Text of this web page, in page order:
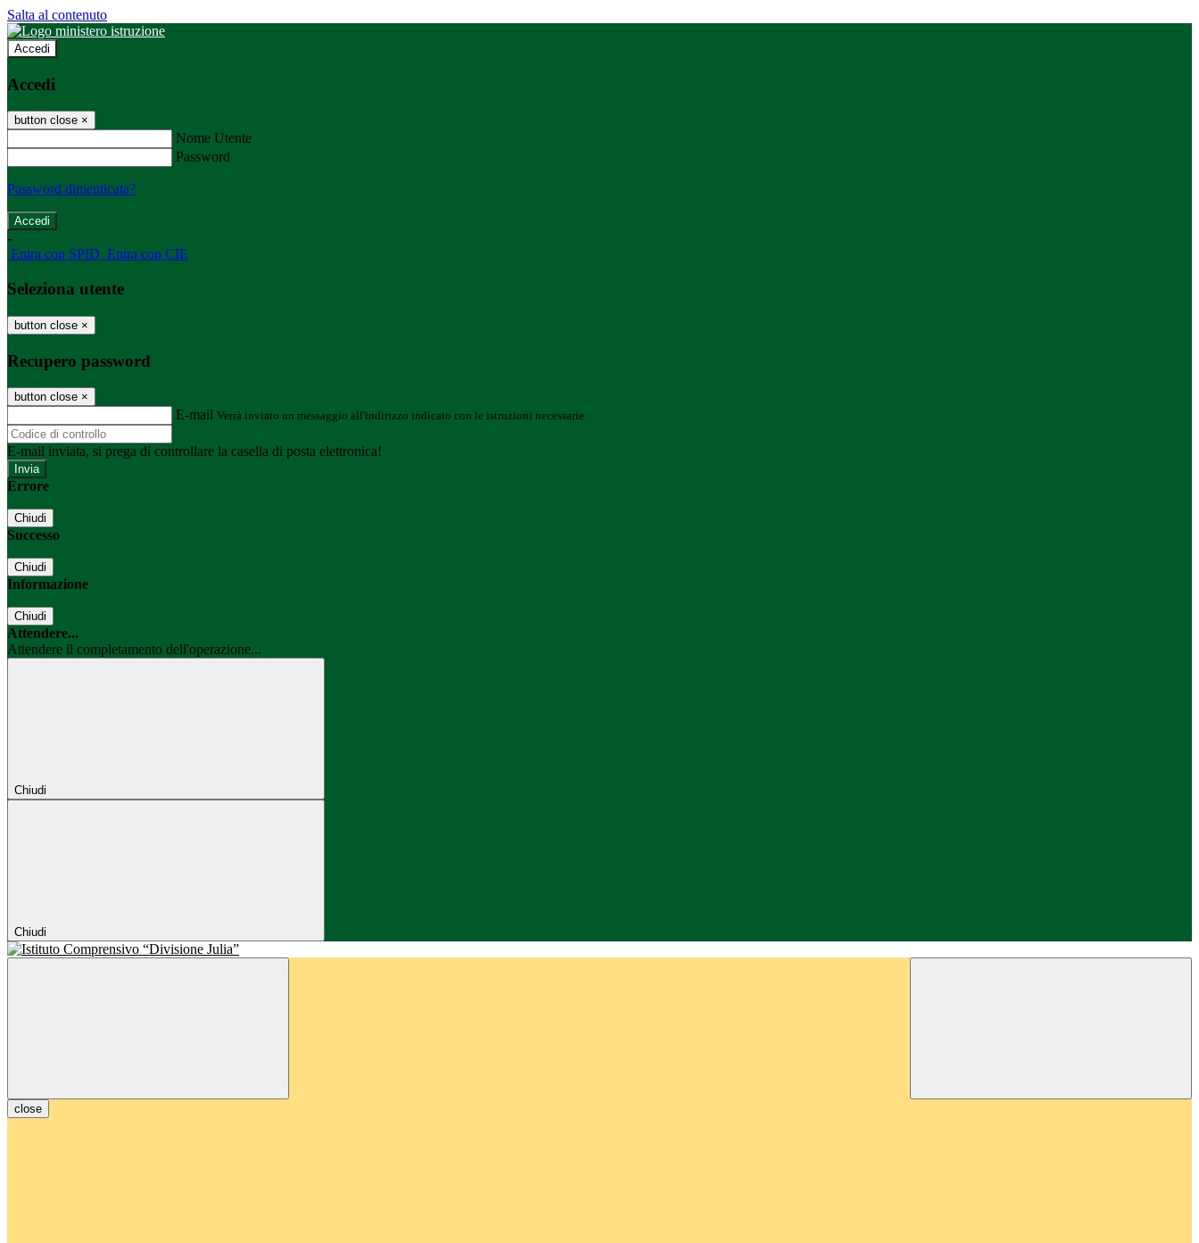
Salta al contenuto
Accedi
Accedi
button close ×
Nome Utente
Password
Password dimenticata?
-
Entra con SPID Entra con CIE
Seleziona utente
button close ×
Recupero password
button close ×
E-mail Verrà inviato un messaggio all'indirizzo indicato con le istruzioni necessarie.
E-mail inviata, si prega di controllare la casella di posta elettronica!
Errore
Chiudi
Successo
Chiudi
Informazione
Chiudi
Attendere...
Attendere il completamento dell'operazione...
Chiudi
Chiudi
close